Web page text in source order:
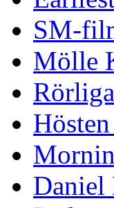
SM-
Mölle
Daniel